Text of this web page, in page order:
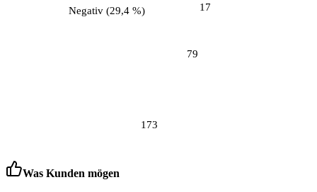
79
Negativ(29,4 %) 17
173
Was Kunden mögen